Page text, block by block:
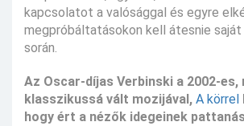
kapcsolatot a valósággal és egyre
megpróbáltatásokon kell átesnie saját
során.
Az Oscar-díjas Verbinski a 2002-es,
klasszikussá vált mozijával, A körrel
hogy ért a nézők idegeinek